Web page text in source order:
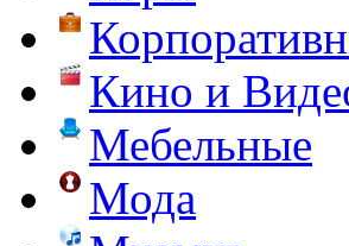
Кино и
Мебельные
Мода